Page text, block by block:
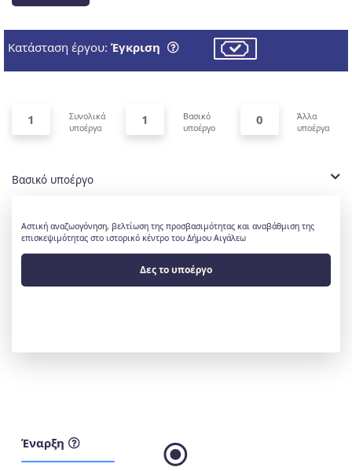
Κατάσταση έργου: Έγκριση
1
Συνολικά
υποέργα
1
Βασικό
υποέργο
0
Άλλα
υποέργα
Βασικό υποέργο
Αστική αναζωογόνηση, βελτίωση της προσβασιμότητας και αναβάθμιση της
επισκεψιμότητας στο ιστορικό κέντρο του Δήμου Αιγάλεω
Δες το υποέργο
Έναρξη